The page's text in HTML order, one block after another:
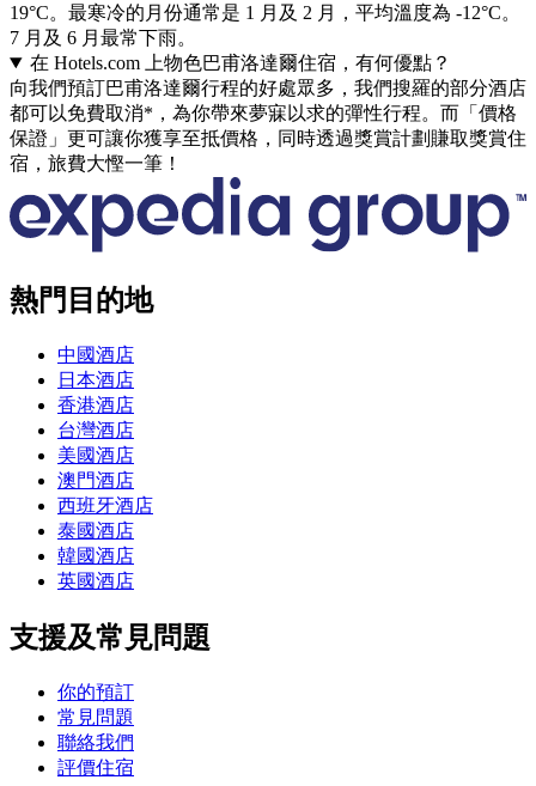
19°C。最寒冷的月份通常是 1 月及 2 月，平均溫度為 -12°C。
7 月及 6 月最常下雨。
在 Hotels.com 上物色巴甫洛達爾住宿，有何優點？
向我們預訂巴甫洛達爾行程的好處眾多，我們搜羅的部分酒店
都可以免費取消*，為你帶來夢寐以求的彈性行程。而「價格
保證」更可讓你獲享至抵價格，同時透過獎賞計劃賺取獎賞住
宿，旅費大慳一筆！
熱門目的地
中國酒店
日本酒店
香港酒店
台灣酒店
美國酒店
澳門酒店
西班牙酒店
泰國酒店
韓國酒店
英國酒店
支援及常見問題
你的預訂
常見問題
聯絡我們
評價住宿